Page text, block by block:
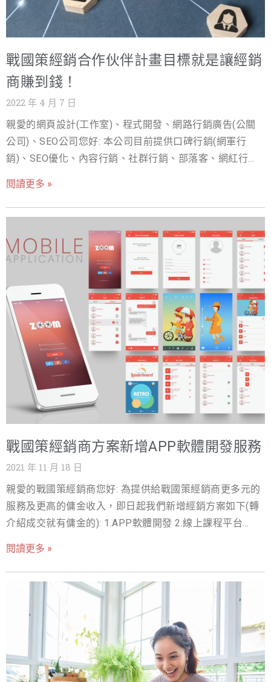
網頁設計(企業網站)+SSLGoogle官方宣告SSL為排序因子
之一， 網站有SSL安全認證將優先收錄 3.專業操作規劃穩
導致網站被Google處罰的風險， 透過內容行銷穩定爬升及
維持後續排名。 SEO優化服務
年的網路相關服務經驗，服務超過上百間大企業，是一個
很穩健的團隊。若您成功推薦朋友購買戰國策SEO服務(年
約)最高可獲得5萬元獎金。 更多推薦好禮看這裡
https://www.nss.com.tw/referralprogram/ 有任何問題，
歡迎撥打免付費專線：0800-003-191或 LINE ID:@119m，
戰國策經銷合作伙伴計畫目標就是讓經銷
商賺到錢！
2022 年 4 月 7 日
親愛的網頁設計(工作室)、程式開發、網路行銷廣告(公關
公司)、SEO公司您好: 本公司目前提供口碑行銷(網軍行
銷)、SEO優化、內容行銷、社群行銷、部落客、網紅行
經營、影音行銷網路行銷經銷計劃，歡迎網頁設計、主機
公司、公關公司、B2B公司有企圖心的夥伴加入！戰國策網
路行銷經銷合作合作伙伴計畫目標就是讓經銷商賺到錢！
由於建置網路行銷服務需要大量的人事成本及複雜管理，
在口碑行銷操作上也有一定的專業及複雜度，戰國策網軍
行銷部隊省去經銷商的煩惱及成本，我們的合作伙伴計提
供經銷商資訊一條龍式的服務，並提供戰國策所擁有的口
碑行銷資源，協助經銷商與旗下客戶邁向成功之路。依據
每月銷售總類，或是透過連結及推薦方式，將最優渥的銷
售佣金回饋給努力經營的伙伴。 為提高貴公司的經營利潤
及競爭力，戰國策特別推出以下經銷合作方案，成為我們
的經銷商，可以經銷我們的全系列服務(詳細的經銷方案及
各項服務的傭金計算請上網
https://www.nss.com.tw/affiliateprogram/ )，本公司並提
需求的案件客戶也將優先介紹給有訂購本公司服務的經銷
商 戰國策經銷商計畫的五大優勢: 1.發展推薦組織獎金
風險 4.業界最高的傭金回饋(最高50%以上) 5.免費提供產品
銷售與技術支援之教育訓練課程 立刻加入我們的經銷商計
畫即可獲得 TWD$3,000元獎金 :
https://hb.nss.com.tw/index.php?/affiliates/ 線上加入會
銷商 貴公司也可以選購本公司經銷型主機(9999元起/每年
可開立無限主機帳號)服務規格請上網
https://n9s.com/resell 戰國策集團 公司官網 :
https://www.nss.com.tw LINE ID : ＠119m 技術電話 :
4499-319(手機直撥請加02) 帳務電話 : 4499-319(手機直
撥請加02) 業務電話 : 0800-003-191
閱讀更多 »
戰國策經銷商方案新增APP軟體開發服務
2021 年 11 月 18 日
親愛的戰國策經銷商您好: 為提供給戰國策經銷商更多元的
服務及更高的傭金收入，即日起我們新增經銷方案如下(轉
介紹成交就有傭金的): 1.APP軟體開發 2.線上課程平台
代操！ 每一筆成交的傭金為成交金額(未稅)的10% 戰國策
APP軟體開發 https://www.nss.com.tw/appproject/ 戰國
策線上課程平台 https://www.nss.com.tw/learning-
management-system/ FB粉絲團、Instagram、LINE官方
帳號、Google我的商家代操服務
https://www.nss.com.tw/fb-service/ 同時歡迎網頁設計
(工作室)、行銷公關公司、網路廣告、SEO公司、有B2B企
業客戶的公司加入戰國策經銷商就送3000元獎金及最高
閱讀更多 »